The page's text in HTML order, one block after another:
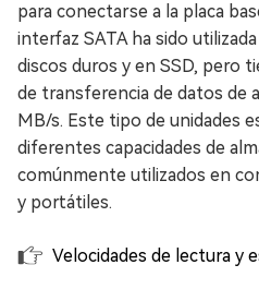
para conectarse a la placa
interfaz SATA ha sido
discos duros y en SSD, pero
de transferencia de datos de
MB/s. Este tipo de unidades
diferentes capacidades de
comúnmente utilizados en
y portátiles.
Velocidades de lectura y